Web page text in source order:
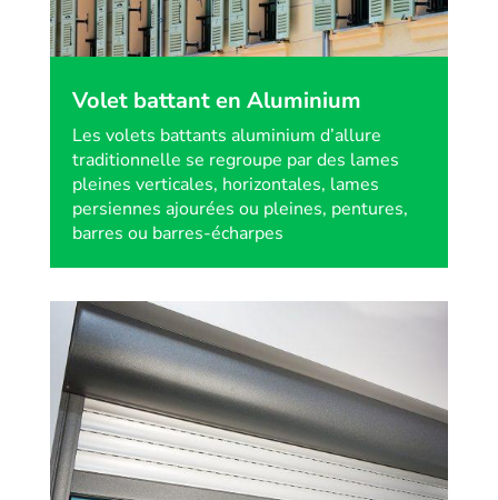
Volet battant en Aluminium
Les volets battants aluminium d’allure
traditionnelle se regroupe par des lames
pleines verticales, horizontales, lames
persiennes ajourées ou pleines, pentures,
barres ou barres-écharpes